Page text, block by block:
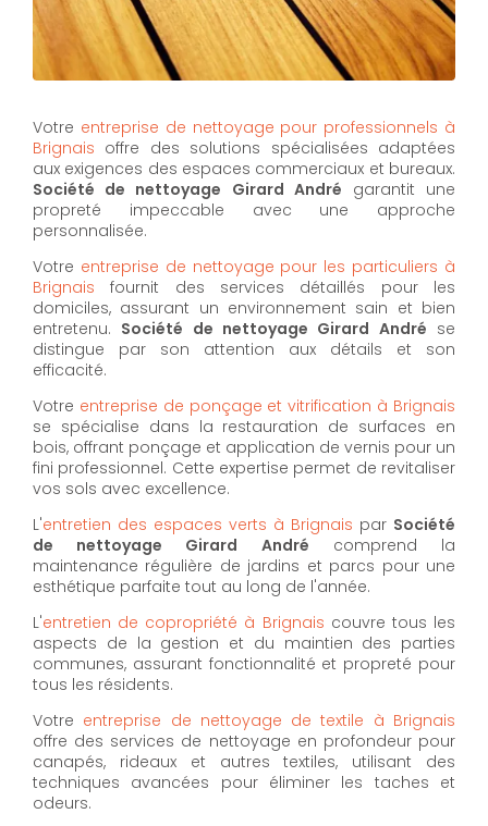
Votre entreprise de nettoyage pour professionnels à
Brignais offre des solutions spécialisées adaptées
aux exigences des espaces commerciaux et bureaux.
Société de nettoyage Girard André garantit une
propreté impeccable avec une approche
personnalisée.
Votre entreprise de nettoyage pour les particuliers à
Brignais fournit des services détaillés pour les
domiciles, assurant un environnement sain et bien
entretenu. Société de nettoyage Girard André se
distingue par son attention aux détails et son
efficacité.
Votre entreprise de ponçage et vitrification à Brignais
se spécialise dans la restauration de surfaces en
bois, offrant ponçage et application de vernis pour un
fini professionnel. Cette expertise permet de revitaliser
vos sols avec excellence.
L'entretien des espaces verts à Brignais par Société
de nettoyage Girard André comprend la
maintenance régulière de jardins et parcs pour une
esthétique parfaite tout au long de l'année.
L'entretien de copropriété à Brignais couvre tous les
aspects de la gestion et du maintien des parties
communes, assurant fonctionnalité et propreté pour
tous les résidents.
Votre entreprise de nettoyage de textile à Brignais
offre des services de nettoyage en profondeur pour
canapés, rideaux et autres textiles, utilisant des
techniques avancées pour éliminer les taches et
odeurs.